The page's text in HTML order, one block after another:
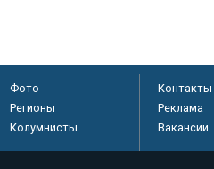
Фото
Регионы
Колумнисты
Контакты
Реклама
Вакансии